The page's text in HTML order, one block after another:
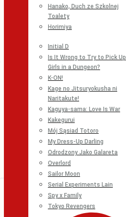
Hanako, Duch ze Szkolnej
Toalety
Horimiya
Initial D
Is It Wrong to Try to Pick Up
Girls in a Dungeon?
K-ON!
Kage no Jitsuryokusha ni
Naritakute!
Kaguya-sama: Love Is War
Kakegurui
Mój Sąsiad Totoro
My Dress-Up Darling
Odrodzony Jako Galareta
Overlord
Sailor Moon
Serial Experiments Lain
Spy x Family
Tokyo Revengers